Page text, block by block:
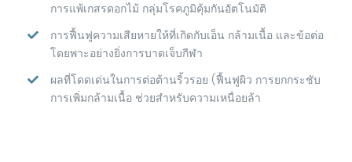
การแพ้เกสรดอกไม้ กลุ่มโรคภูมิคุ้มกันอัตโนมัติ
การฟื้นฟูความเสียหายให้ที่เกิดกับเอ็น กล้ามเนื้อ และข้อต่อ
โดยพาะอย่างยิ่งการบาดเจ็บกีฬา
ผลที่โดดเด่นในการต่อต้านริ้วรอย (ฟื้นฟูผิว การยกกระชับ
การเพิ่มกล้ามเนื้อ ช่วยสำหรับความเหนื่อยล้า